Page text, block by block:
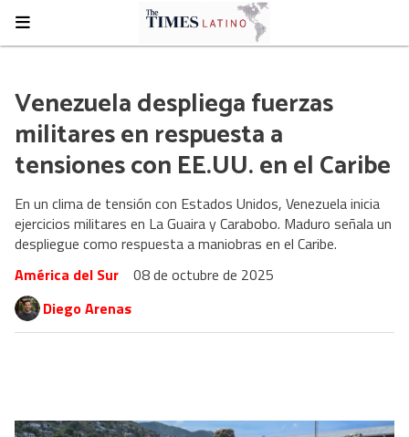
Venezuela despliega fuerzas
militares en respuesta a
tensiones con EE.UU. en el Caribe
En un clima de tensión con Estados Unidos, Venezuela inicia
ejercicios militares en La Guaira y Carabobo. Maduro señala un
despliegue como respuesta a maniobras en el Caribe.
América del Sur
08 de octubre de 2025
Diego Arenas